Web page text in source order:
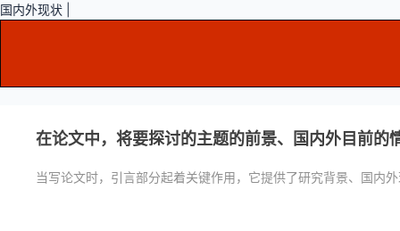
国内外现状 |
在论文中，将要探讨的主题的前景、国内外目前
当写论文时，引言部分起着关键作用，它提供了研究背景、国内